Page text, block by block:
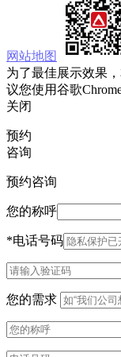
网站地图
为了最佳展示效果
议您使用谷歌
关闭
预约
咨询
预约咨询
您的称呼
*电话号码
您的需求